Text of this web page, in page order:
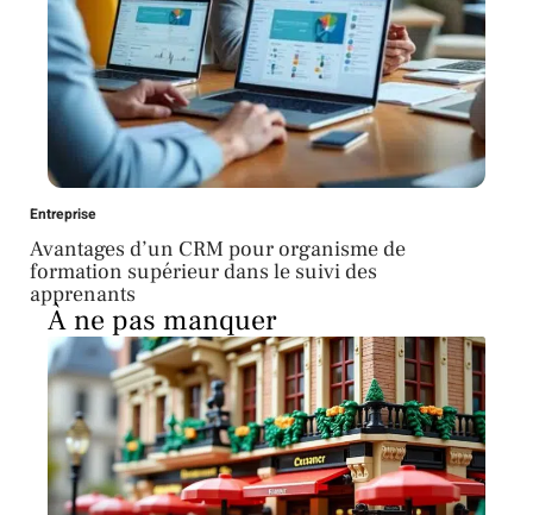
Entreprise
Avantages d’un CRM pour organisme de
formation supérieur dans le suivi des
apprenants
À ne pas manquer